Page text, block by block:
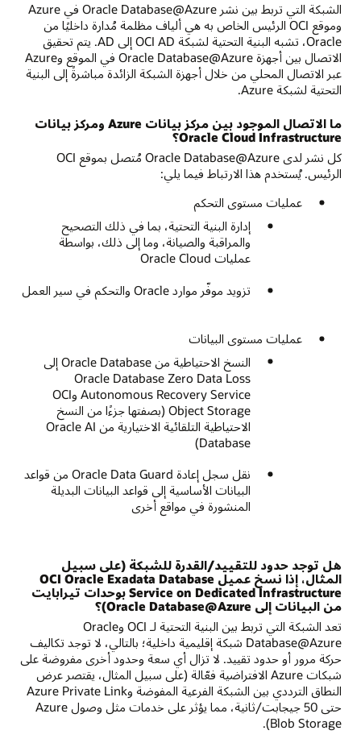
الشبكة التي تربط بين نشر Oracle Database@Azure في Azure
وموقع OCI الرئيس الخاص به هي ألياف مظلمة مُدارة داخليًا من
Oracle، تشبه البنية التحتية لشبكة OCI AD إلى AD. يتم تحقيق
الاتصال بين أجهزة Oracle Database@Azure في الموقع وAzure
عبر الاتصال المحلي من خلال أجهزة الشبكة الزائدة مباشرةً إلى البنية
التحتية لشبكة Azure.
ما الاتصال الموجود بين مركز بيانات Azure ومركز بيانات
Oracle Cloud Infrastructure؟
كل نشر لدى Oracle Database@Azure مُتصل بموقع OCI
الرئيس. يُستخدم هذا الارتباط فيما يلي:
عمليات مستوى التحكم
إدارة البنية التحتية، بما في ذلك التصحيح
والمراقبة والصيانة، وما إلى ذلك، بواسطة
عمليات Oracle Cloud
تزويد موفّر موارد Oracle والتحكم في سير العمل
عمليات مستوى البيانات
النسخ الاحتياطية من Oracle Database إلى
Oracle Database Zero Data Loss
Autonomous Recovery Service وOCI
Object Storage (بصفتها جزءًا من النسخ
الاحتياطية التلقائية الاختيارية من Oracle AI
Database)
نقل سجل إعادة Oracle Data Guard من قواعد
البيانات الأساسية إلى قواعد البيانات البديلة
المنشورة في مواقع أخرى
هل توجد حدود للتقييد/القدرة للشبكة (على سبيل
المثال، إذا نسخ عميل OCI Oracle Exadata Database
Service on Dedicated Infrastructure بوحدات تيرابايت
من البيانات إلى Oracle Database@Azure)؟
تعد الشبكة التي تربط بين البنية التحتية لـ OCI وOracle
Database@Azure شبكة إقليمية داخلية؛ بالتالي، لا توجد تكاليف
حركة مرور أو حدود تقييد. لا تزال أي سعة وحدود أخرى مفروضة على
شبكات Azure الافتراضية فعّالة (على سبيل المثال، يقتصر عرض
النطاق الترددي بين الشبكة الفرعية المفوضة وAzure Private Link
حتى 50 جيجابت/ثانية، مما يؤثر على خدمات مثل وصول Azure
Blob Storage).